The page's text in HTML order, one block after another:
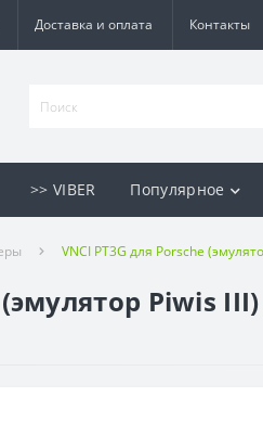
Доставка и оплата Контакты
>> VIBER Популярное
VNCI PT3G для Porsche
(эмулятор Piwis